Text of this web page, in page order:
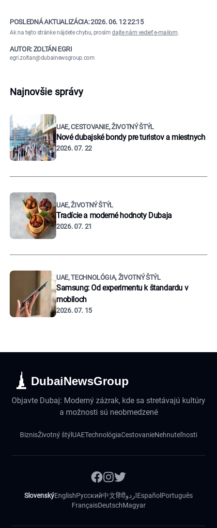
POSLEDNÁ AKTUALIZÁCIA:2026. 06. 12 22:15
Ak na tejto stránke nájdete chybu, prosímdajte nám vedieť e-mailom.
AUTOR: ZOLTÁN EGRI
egri.zoltan@dubainewsgroup.com
Najnovšie správy
UAE, CESTOVANIE, ŽIVOTNÝ ŠTÝL
Nové dubajské bondy pre turistov a miestnych
2026. 07. 22
UAE, ŽIVOTNÝ ŠTÝL
Tradície a moderné hodnoty Dubaja
2026. 07. 21
UAE, TECHNOLÓGIA, ŽIVOTNÝ ŠTÝL
Samsung: Od experimentu k štandardu v
mobiloch
2026. 07. 15
DubaiNewsGroup
Objavte Dubaj: Moderný zázrak, kde sa stretávajú kultúry
a možnosti sú neobmedzené
BiznisŽivotný štýl UAETechnológiaCestovanieNehnuteľnosti
SlovenskýEnglishРусский中文हिंदीاردوEspañol Português
FrançaisDeutschMagyar